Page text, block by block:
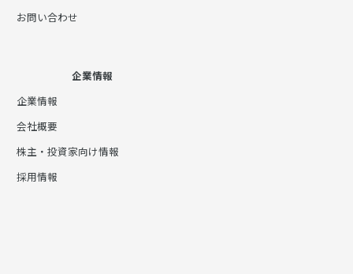
お問い合わせ
企業情報
企業情報
会社概要
株主・投資家向け情報
採用情報